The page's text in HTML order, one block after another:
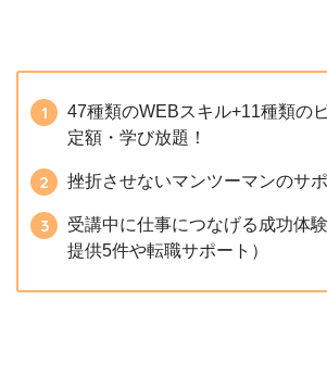
47種類のWEBスキル+11種類の
定額・学び放題！
挫折させないマンツーマンのサ
受講中に仕事につなげる成功体
提供5件や転職サポート）